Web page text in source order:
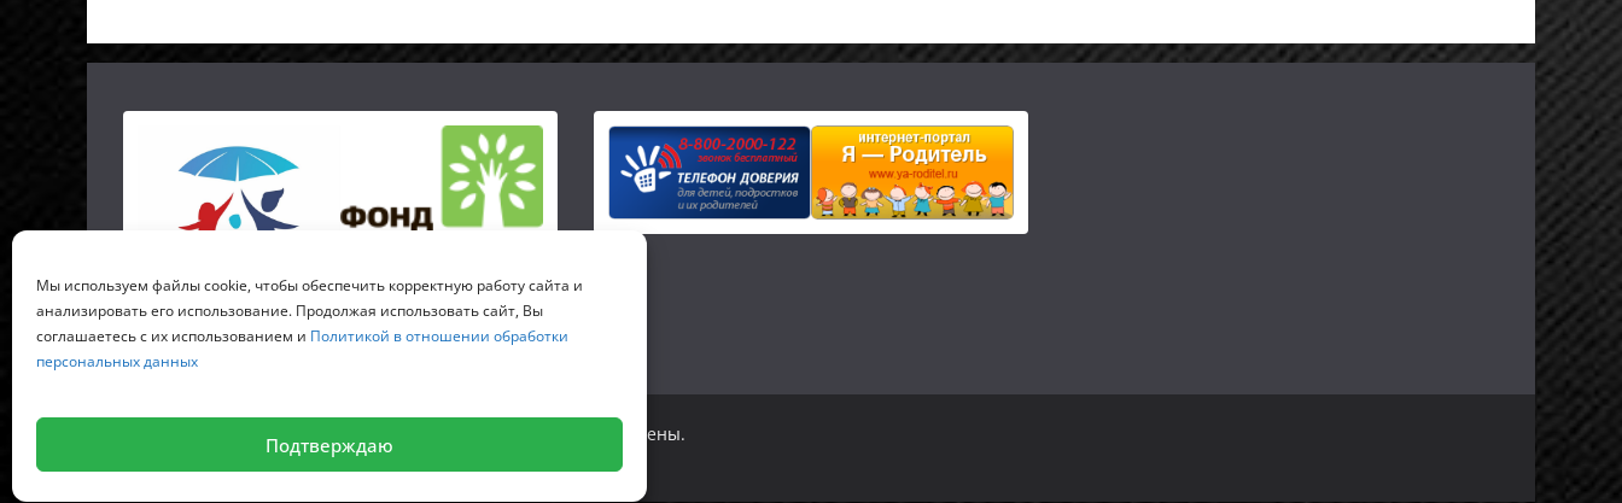
Мы используем файлы cookie, чтобы обеспечить корректную работу сайта и
анализировать его использование. Продолжая использовать сайт, Вы
соглашаетесь с их использованием и Политикой в отношении обработки
персональных данных
Подтверждаю
Копирайт © 2026Российский детский фонд
. Все права защищены.
от ThemeGrill. Создано на